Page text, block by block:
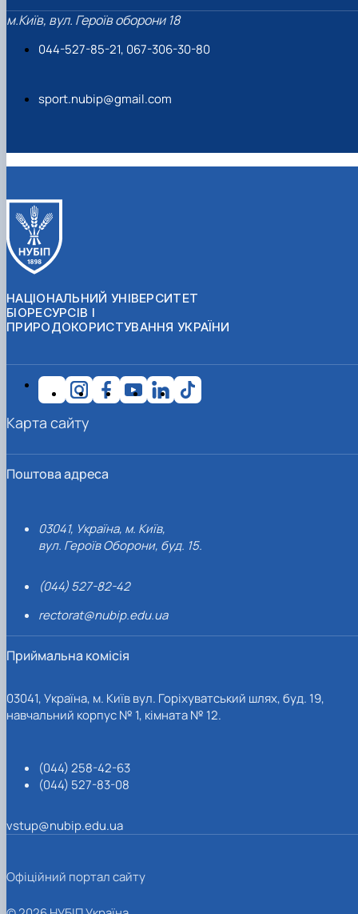
м.Київ, вул. Героїв оборони 18
044-527-85-21, 067-306-30-80
sport.nubip@gmail.com
НАЦІОНАЛЬНИЙ УНІВЕРСИТЕТ
БІОРЕСУРСІВ І
ПРИРОДОКОРИСТУВАННЯ УКРАЇНИ
Поштова адреса
03041, Україна, м. Київ,
вул. Героїв Оборони, буд. 15.
(044) 527-82-42
rectorat@nubip.edu.ua
Приймальна комісія
03041, Україна, м. Київ вул. Горіхуватський шлях, буд. 19,
навчальний корпус № 1, кімната № 12.
(044) 258-42-63
(044) 527-83-08
vstup@nubip.edu.ua
Карта сайту
Офіційний портал сайту